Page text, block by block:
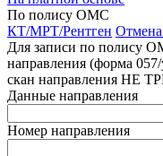
По полису ОМС
КТ/МРТ/Рентген Отмена
Для записи по полису
направления (форма
скан направления НЕ
Данные направления
Номер направления